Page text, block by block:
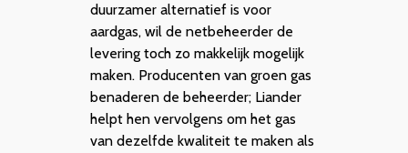
duurzamer alternatief is voor
aardgas, wil de netbeheerder de
levering toch zo makkelijk mogelijk
maken. Producenten van groen gas
benaderen de beheerder; Liander
helpt hen vervolgens om het gas
van dezelfde kwaliteit te maken als